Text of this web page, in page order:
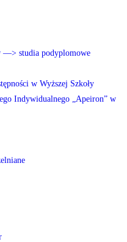
—> studia podyplomowe
w Wyższej Szkoły
Indywidualnego „Apeiron” w